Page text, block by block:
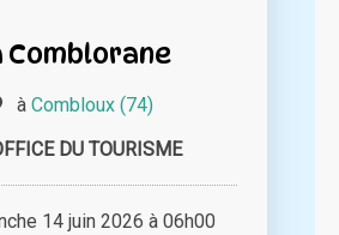
Comblorane
à Combloux (74)
DU TOURISME
14 juin 2026 à 06h00